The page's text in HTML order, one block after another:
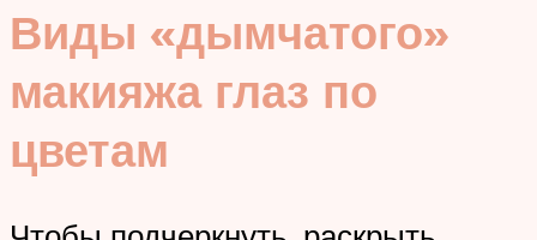
Виды «дымчатого»
макияжа глаз по
цветам